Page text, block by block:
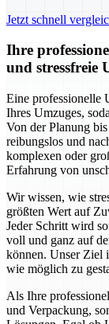
Jetzt schnell
Ihre
und stressfreie
Eine professionelle
Ihres Umzuges,
Von der Planung
reibungslos und
komplexen oder
Erfahrung von
Wir wissen, wie
größten Wert auf
Jeder Schritt wird
voll und ganz auf
können. Unser Ziel
wie möglich zu
Als Ihre
und Verpackung,